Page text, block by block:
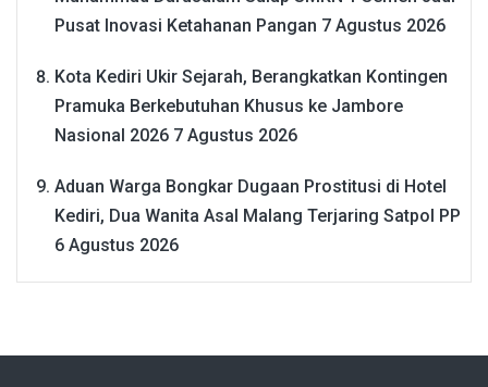
Pusat Inovasi Ketahanan Pangan 7 Agustus 2026
Kota Kediri Ukir Sejarah, Berangkatkan Kontingen
Pramuka Berkebutuhan Khusus ke Jambore
Nasional 2026 7 Agustus 2026
Aduan Warga Bongkar Dugaan Prostitusi di Hotel
Kediri, Dua Wanita Asal Malang Terjaring Satpol PP
6 Agustus 2026